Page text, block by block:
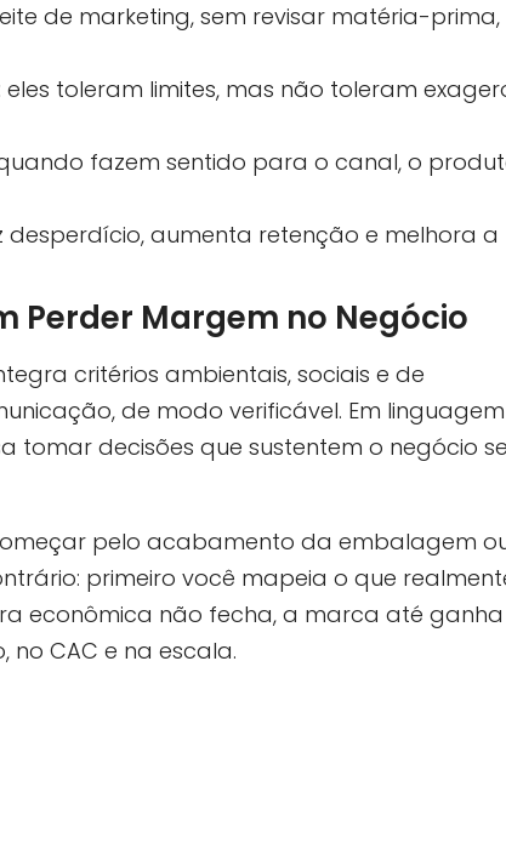
de marketing, sem revisar matéria-prima,
toleram limites, mas não toleram
fazem sentido para o canal, o
aumenta retenção e melhora a
Perder Margem no Negócio
critérios ambientais, sociais e de
de modo verificável. Em linguagem
tomar decisões que sustentem o negócio
pelo acabamento da embalagem
primeiro você mapeia o que
econômica não fecha, a marca até ganha
CAC e na escala.